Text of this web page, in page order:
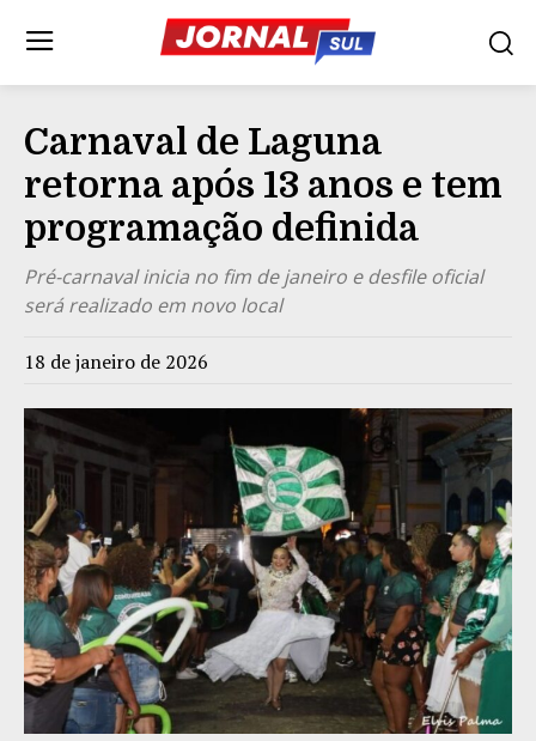
Carnaval de Laguna
retorna após 13 anos e tem
programação definida
Pré-carnaval inicia no fim de janeiro e desfile oficial
será realizado em novo local
18 de janeiro de 2026